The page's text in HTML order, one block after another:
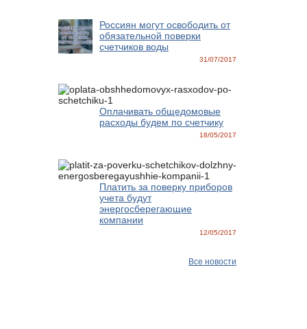
Россиян могут освободить от
обязательной поверки
счетчиков воды
31/07/2017
Оплачивать общедомовые
расходы будем по счетчику
18/05/2017
Платить за поверку приборов
учета будут
энергосберегающие
компании
12/05/2017
Все новости